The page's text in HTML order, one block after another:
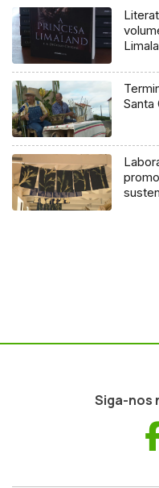
Santa
Siga-nos